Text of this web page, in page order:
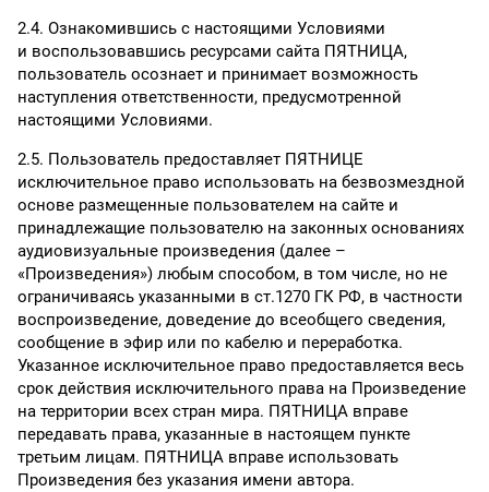
2.4. Ознакомившись с настоящими Условиями
и воспользовавшись ресурсами сайта ПЯТНИЦА,
пользователь осознает и принимает возможность
наступления ответственности, предусмотренной
настоящими Условиями.
2.5. Пользователь предоставляет ПЯТНИЦЕ
исключительное право использовать на безвозмездной
основе размещенные пользователем на сайте и
принадлежащие пользователю на законных основаниях
аудиовизуальные произведения (далее –
«Произведения») любым способом, в том числе, но не
ограничиваясь указанными в ст.1270 ГК РФ, в частности
воспроизведение, доведение до всеобщего сведения,
сообщение в эфир или по кабелю и переработка.
Указанное исключительное право предоставляется весь
срок действия исключительного права на Произведение
на территории всех стран мира. ПЯТНИЦА вправе
передавать права, указанные в настоящем пункте
третьим лицам. ПЯТНИЦА вправе использовать
Произведения без указания имени автора.